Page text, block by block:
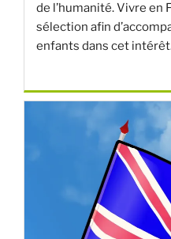
de l’humanité. Vivre en
sélection afin
enfants dans cet